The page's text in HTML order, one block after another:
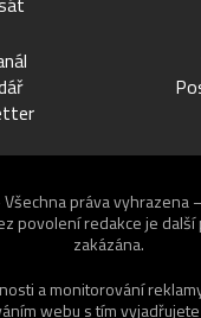
práva vyhrazena
povolení redakce je další
zakázána.
a monitorování
webu s tím